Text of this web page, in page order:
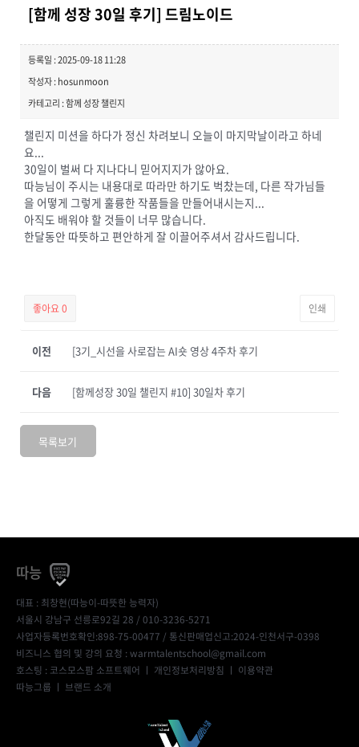
[함께 성장 30일 후기] 드림노이드
등록일 : 2025-09-18 11:28
작성자 : hosunmoon
카테고리 : 함께 성장 챌린지
챌린지 미션을 하다가 정신 차려보니 오늘이 마지막날이라고 하네
요...
30일이 벌써 다 지나다니 믿어지지가 않아요.
따능님이 주시는 내용대로 따라만 하기도 벅찼는데, 다른 작가님들
을 어떻게 그렇게 훌륭한 작품들을 만들어내시는지...
아직도 배워야 할 것들이 너무 많습니다.
한달동안 따뜻하고 편안하게 잘 이끌어주셔서 감사드립니다.
좋아요0 인쇄
이전 [3기_시선을 사로잡는 AI숏 영상 4주차 후기
[함께성장 30일 챌린지 #10] 30일차 후기
다음
목록보기
따능
대표 : 최창현(따능이-따뜻한 능력자)
서울시 강남구 선릉로92길 28 / 010-3236-5271
사업자등록번호확인:898-75-00477 / 통신판매업신고:2024-인천서구-0398
비즈니스 협의 및 강의 요청 : warmtalentschool@gmail.com
호스팅 : 코스모스팜 소프트웨어 ㅣ 개인정보처리방침 ㅣ 이용약관
따능그룹 ㅣ 브랜드 소개